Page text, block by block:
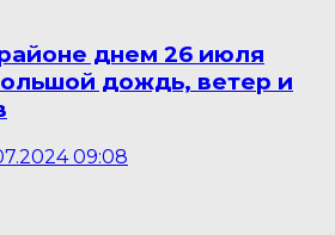
днем 26 июля
дождь, ветер и
09:08